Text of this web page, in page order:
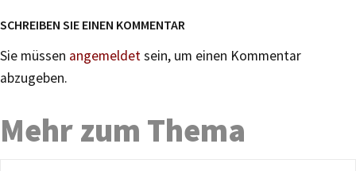
SCHREIBEN SIE EINEN KOMMENTAR
Sie müssen angemeldetsein, um einen Kommentar
abzugeben.
Mehr zum Thema